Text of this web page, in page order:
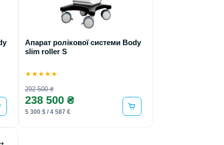
Апарат ролікової системи Body
slim roller S
★★★★★
292 500 ₴
238 500 ₴
5 300 $ / 4 587 €